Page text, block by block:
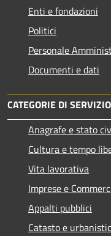
Enti e fondazioni
Politici
Personale
Documenti e dati
CATEGORIE DI SERVIZIO
Anagrafe e stato
Cultura e tempo
Vita lavorativa
Imprese e
Appalti pubblici
Catasto e